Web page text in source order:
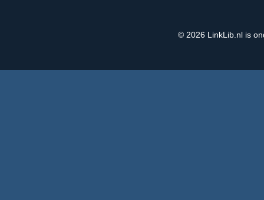
© 2026 LinkLib.nl is